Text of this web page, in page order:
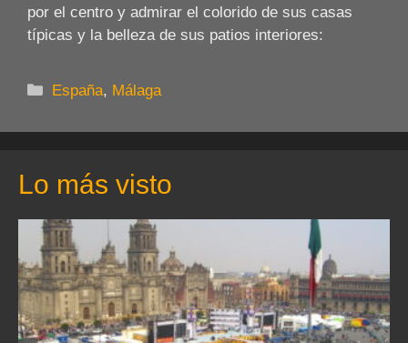
por el centro y admirar el colorido de sus casas
típicas y la belleza de sus patios interiores:
Categorías
España, Málaga
Lo más visto